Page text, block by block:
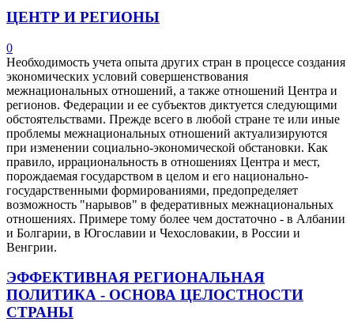
ЦЕНТР И РЕГИОНЫ
0
Необходимость учета опыта других стран в процессе создания
экономических условий совершенствования
межнациональных отношений, а также отношений Центра и
регионов. Федерации и ее субъектов диктуется следующими
обстоятельствами. Прежде всего в любой стране те или иные
проблемы межнациональных отношений актуализируются
при изменении социально-экономической обстановки. Как
правило, иррациональность в отношениях Центра и мест,
порождаемая государством в целом и его национально-
государственными формированиями, предопределяет
возможность "нарывов" в федеративных межнациональных
отношениях. Примере тому более чем достаточно - в Албании
и Болгарии, в Югославии и Чехословакии, в России и
Венгрии.
ЭФФЕКТИВНАЯ РЕГИОНАЛЬНАЯ
ПОЛИТИКА - ОСНОВА ЦЕЛОСТНОСТИ
СТРАНЫ